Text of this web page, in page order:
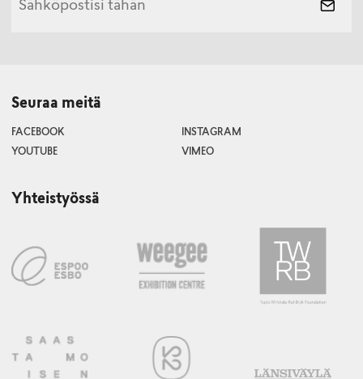
Seuraa meitä
FACEBOOK
INSTAGRAM
YOUTUBE
VIMEO
Yhteistyössä